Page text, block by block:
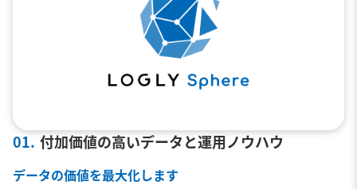
01. 付加価値の高いデータと運用ノウハウ
データの価値を最大化します